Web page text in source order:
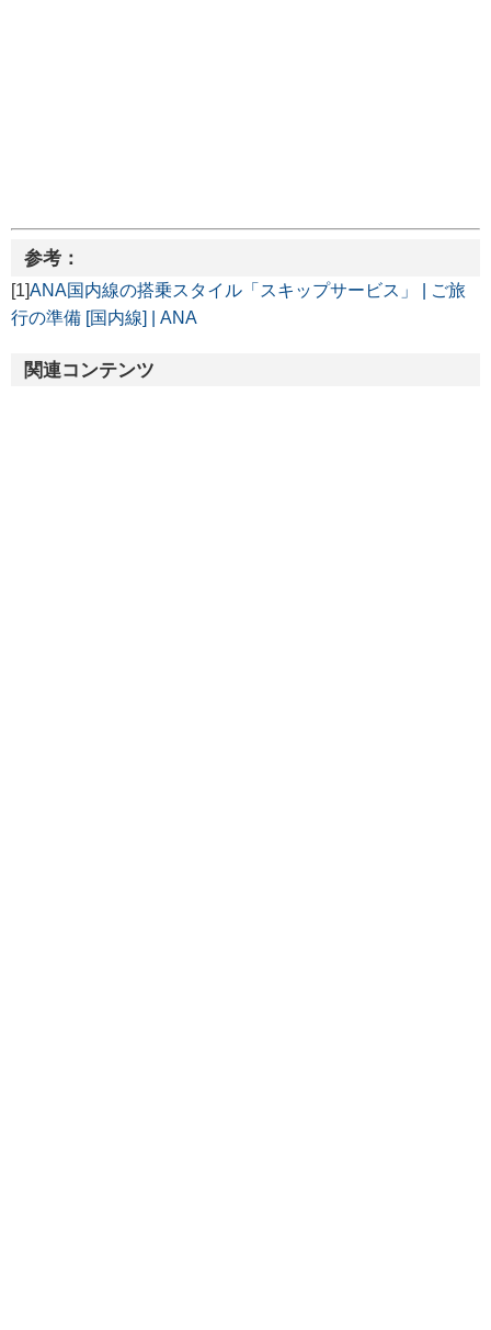
参考：
[1]ANA国内線の搭乗スタイル「スキップサービス」 | ご旅
行の準備 [国内線] | ANA
関連コンテンツ